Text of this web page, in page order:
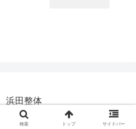
浜田整体
© 2019 浜田整体.
検索 トップ サイドバー